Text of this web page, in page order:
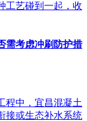
工艺碰到一起，收
需考虑冲刷防护措
程中，宜昌混凝土
接或生态补水系统